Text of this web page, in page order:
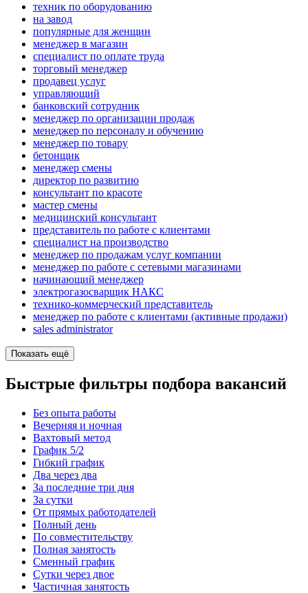
техник по оборудованию
на завод
популярные для женщин
менеджер в магазин
специалист по оплате труда
торговый менеджер
продавец услуг
управляющий
банковский сотрудник
менеджер по организации продаж
менеджер по персоналу и обучению
менеджер по товару
бетонщик
менеджер смены
директор по развитию
консультант по красоте
мастер смены
медицинский консультант
представитель по работе с клиентами
специалист на производство
менеджер по продажам услуг компании
менеджер по работе с сетевыми магазинами
начинающий менеджер
электрогазосварщик НАКС
технико-коммерческий представитель
менеджер по работе с клиентами (активные продажи)
sales administrator
Показать ещё
Быстрые фильтры подбора вакансий
Без опыта работы
Вечерняя и ночная
Вахтовый метод
График 5/2
Гибкий график
Два через два
За последние три дня
За сутки
От прямых работодателей
Полный день
По совместительству
Полная занятость
Сменный график
Сутки через двое
Частичная занятость